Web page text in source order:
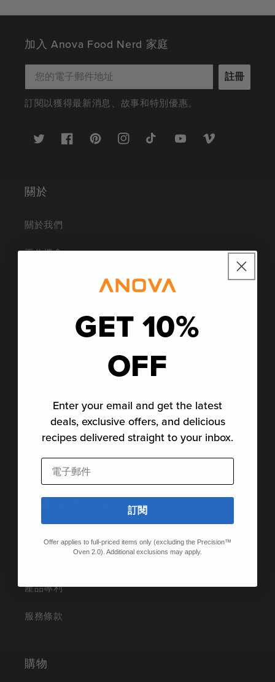
加入 Anova Food Nerd 家庭
註冊
訂閱以獲得最新消息、故事和特別優惠。
推
臉
PinterestInstagramTikTok YouTubeVimeo
關於
關於我們
工作機會
取得協助
產品專利
服務條款
購物
GET 10%
OFF
Enter your email and get the latest
deals, exclusive offers, and delicious
recipes delivered straight to your inbox.
電子郵件
訂閱
Offer applies to full-priced items only (excluding the Precision™
Oven 2.0). Additional exclusions may apply.